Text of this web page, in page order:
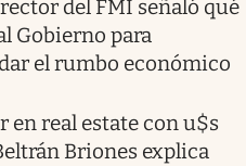
del FMI señaló qué
Gobierno para
el rumbo económico
en real estate con u$s
Briones explica